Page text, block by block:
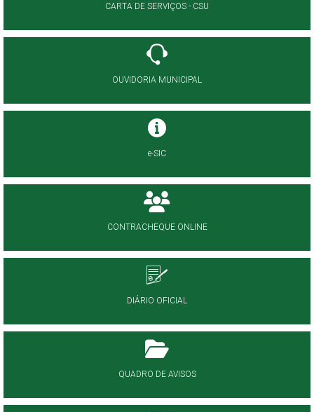
CARTA DE SERVIÇOS - CSU
OUVIDORIA MUNICIPAL
e-SIC
CONTRACHEQUE ONLINE
DIÁRIO OFICIAL
QUADRO DE AVISOS